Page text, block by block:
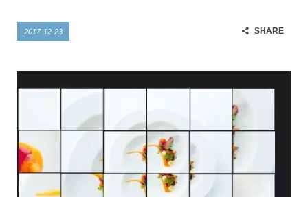
2017-12-23 SHARE